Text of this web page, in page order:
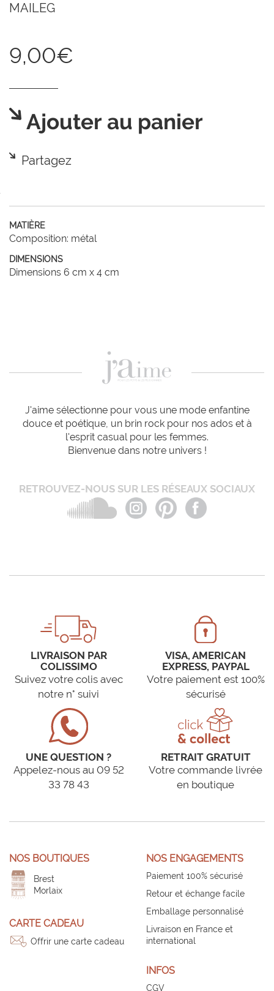
MAILEG
9,00€
Ajouter au panier
Partagez
MATIÈRE
Composition: métal
DIMENSIONS
Dimensions 6 cm x 4 cm
J'aime sélectionne pour vous une mode enfantine
douce et poétique, un brin rock pour nos ados et à
l'esprit casual pour les femmes.
Bienvenue dans notre univers !
RETROUVEZ-NOUS SUR LES RÉSEAUX SOCIAUX
LIVRAISON PAR
COLISSIMO
Suivez votre colis avec
notre n° suivi
VISA, AMERICAN
EXPRESS, PAYPAL
Votre paiement est 100%
sécurisé
UNE QUESTION ?
Appelez-nous au 09 52
33 78 43
RETRAIT GRATUIT
Votre commande livrée
en boutique
NOS BOUTIQUES
Brest
Morlaix
CARTE CADEAU
Offrir une carte cadeau
NOS ENGAGEMENTS
Paiement 100% sécurisé
Retour et échange facile
Emballage personnalisé
Livraison en France et
international
INFOS
CGV